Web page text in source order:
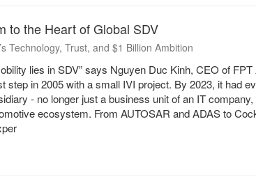
to the Heart of Global SDV
Technology, Trust, and $1 Billion Ambition
lies in SDV” says Nguyen Duc Kinh, CEO of
step in 2005 with a small IVI project. By 2023, it had
- no longer just a business unit of an IT
ecosystem. From AUTOSAR and ADAS to